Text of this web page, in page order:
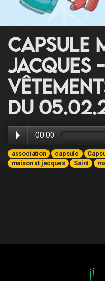
Capsule
Jacques
du
00:00
association capsule
maison st jacques
Saint